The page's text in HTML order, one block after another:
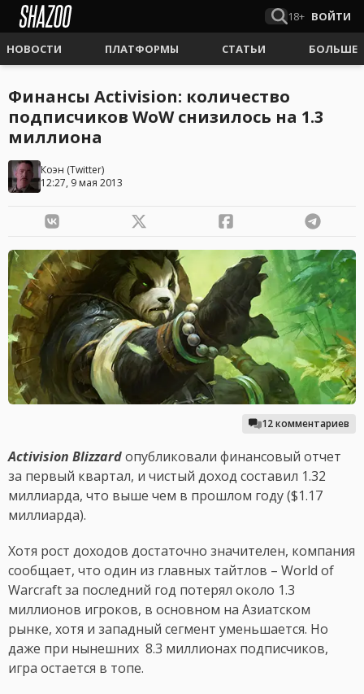
18+ ВОЙТИ
НОВОСТИ ПЛАТФОРМЫ СТАТЬИ БОЛЬШЕ
Финансы Activision: количество
подписчиков WoW снизилось на 1.3
миллиона
Коэн (Twitter)
12:27, 9 мая 2013
12 комментариев
Activision Blizzardопубликовали финансовый отчет
за первый квартал, и чистый доход составил 1.32
миллиарда, что выше чем в прошлом году ($1.17
миллиарда).
Хотя рост доходов достаточно значителен, компания
сообщает, что один из главных тайтлов – World of
Warcraft за последний год потерял около 1.3
миллионов игроков, в основном на Азиатском
рынке, хотя и западный сегмент уменьшается. Но
даже при нынешних 8.3 миллионах подписчиков,
игра остается в топе.